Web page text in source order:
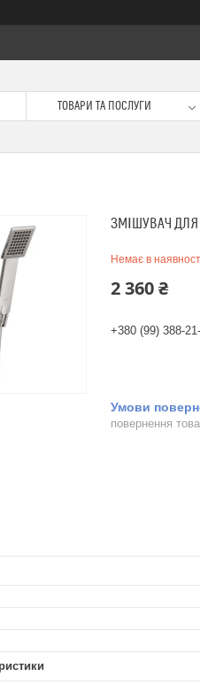
ТОВАРИ ТА ПОСЛУГИ
ЗМІШУВАЧ ДЛЯ
Немає в
2 360 ₴
+380 (99) 388-
повернення